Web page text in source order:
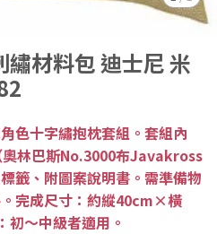
材料包 迪士尼 米
色十字繡抱枕套組。套組內
林巴斯No.3000布Javakross
籤、附圖案說明書。需準備物
完成尺寸：約縱40cm×橫
初～中級者適用。